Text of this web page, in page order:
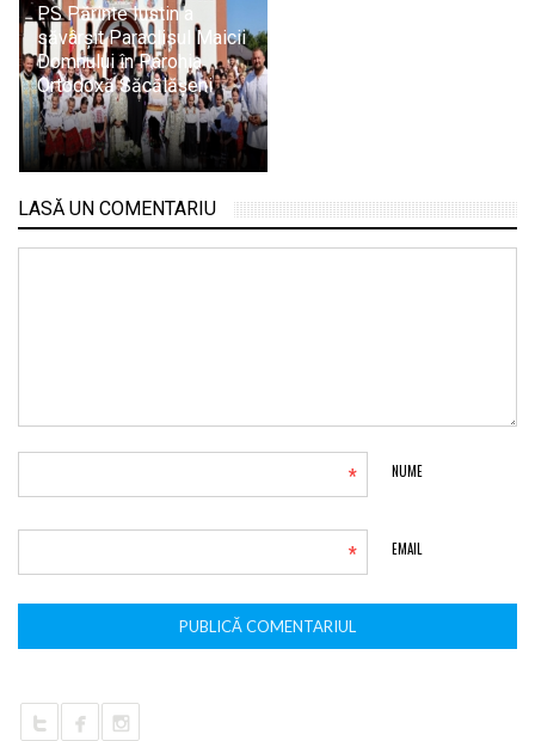
PS Părinte Iustin a
săvârșit Paraclisul Maicii
Domnului în Parohia
Ortodoxă Săcălășeni
LASĂ UN COMENTARIU
NUME
*
EMAIL
*